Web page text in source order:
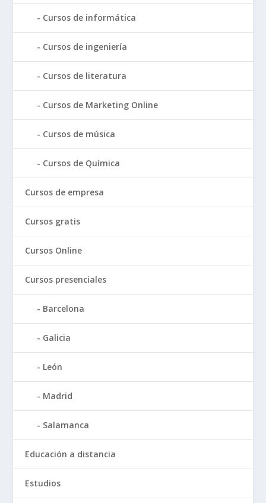
Cursos de informática
Cursos de ingeniería
Cursos de literatura
Cursos de Marketing Online
Cursos de música
Cursos de Química
Cursos de empresa
Cursos gratis
Cursos Online
Cursos presenciales
Barcelona
Galicia
León
Madrid
Salamanca
Educación a distancia
Estudios